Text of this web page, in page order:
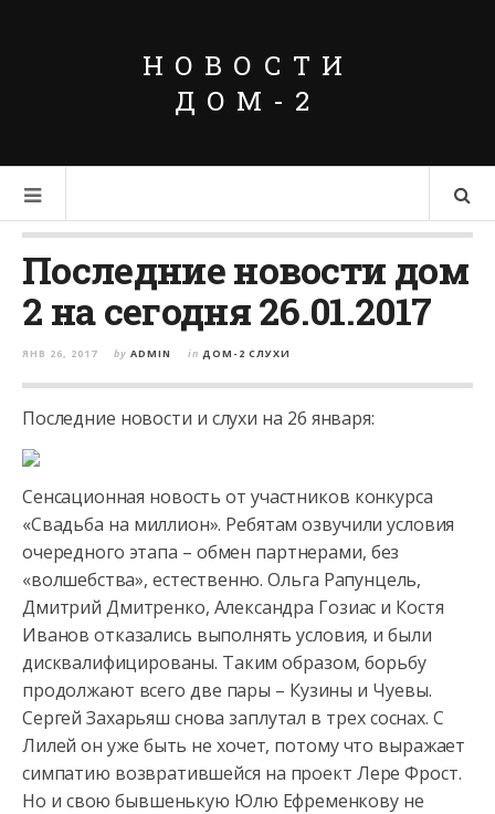
НОВОСТИ
ДОМ-2
Последние новости дом
2 на сегодня 26.01.2017
ЯНВ 26, 2017 by ADMIN in ДОМ-2 СЛУХИ
Последние новости и слухи на 26 января:
Сенсационная новость от участников конкурса
«Свадьба на миллион». Ребятам озвучили условия
очередного этапа – обмен партнерами, без
«волшебства», естественно. Ольга Рапунцель,
Дмитрий Дмитренко, Александра Гозиас и Костя
Иванов отказались выполнять условия, и были
дисквалифицированы. Таким образом, борьбу
продолжают всего две пары – Кузины и Чуевы.
Сергей Захарьяш снова заплутал в трех соснах. С
Лилей он уже быть не хочет, потому что выражает
симпатию возвратившейся на проект Лере Фрост.
Но и свою бывшенькую Юлю Ефременкову не